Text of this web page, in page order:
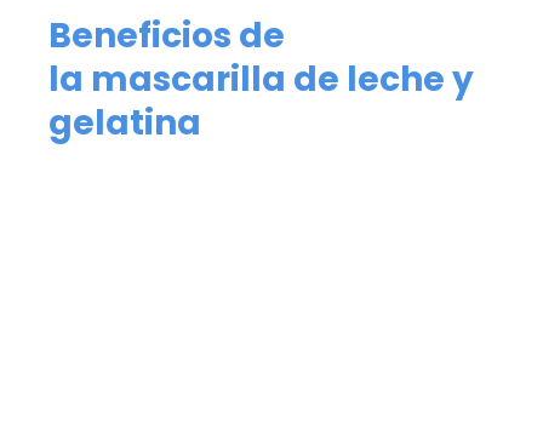
Beneficios de
la mascarilla de leche y
gelatina